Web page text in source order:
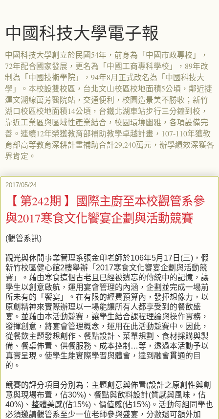
中國科技大學電子報
中國科技大學創立於民國54年，前身為「中國市政專校」，
72年配合國家發展，更名為「中國工商專科學校」，89年改
制為「中國技術學院」，94年8月正式改名為「中國科技大
學」。本校設雙校區，台北文山校區校地面積5公頃，鄰近捷
運文湖線萬芳醫院站，交通便利，校園造景美不勝收；新竹
湖口校區校地面積14公頃，台鐵北湖車站步行三分鐘到校，
靠近工業區與區域性產業結合，校園環境幽雅，各項設備完
善。連續12年榮獲教育部補助教學卓越計畫，107-110年獲教
育部高等教育深耕計畫補助合計29,240萬元，辦學績效深獲各
界肯定。
2017/05/24
【 第242期 】國際主廚至本校觀管系參
與2017寒食文化饗宴企劃與活動競賽
(觀管系訊)
觀光與休閒事業管理系張金印老師於106年5月17日(三)，假
新竹校區健心館2樓舉辦「2017寒食文化饗宴企劃與活動競
賽」。藉由寒食這個古老且已經被遺忘的傳統中的記憶，讓
學生以創意啟航，運用宴會管理的內涵，企劃並完成一場前
所未有的「饗宴」。在有限的經費預算內，發揮想像力，以
原創精神來實際辦理以一場能讓所有人都享受到的餐飲盛
宴。並藉由本活動競賽，讓學生結合課程理論與操作實務，
發揮創意，將宴會管理概念，運用在此活動競賽中。因此，
從餐飲主題發想創作、餐點設計、菜單規劃、食材採購與製
備、餐桌佈置、供餐服務、成本控制…等，透過本活動予以
真實呈現。使學生能實際學習與體會，達到融會貫通的目
的。
競賽的評分項目分別為：主題創意與佈置(設計之原創性與創
意與現場布置，佔30%)、餐點與飲料設計(質感與風味，佔
40%)、整體美感(佔15%)、價值感(佔15%)。活動每組同學也
必須邀請觀管系至少一位老師參與盛宴，分數還可額外加